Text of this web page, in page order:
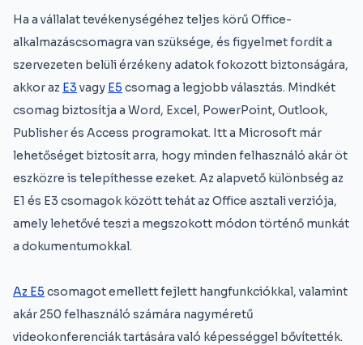
Ha a vállalat tevékenységéhez teljes körű Office-
alkalmazáscsomagra van szüksége, és figyelmet fordít a
szervezeten belüli érzékeny adatok fokozott biztonságára,
akkor az E3 vagy E5 csomag a legjobb választás. Mindkét
csomag biztosítja a Word, Excel, PowerPoint, Outlook,
Publisher és Access programokat. Itt a Microsoft már
lehetőséget biztosít arra, hogy minden felhasználó akár öt
eszközre is telepíthesse ezeket. Az alapvető különbség az
E1 és E3 csomagok között tehát az Office asztali verziója,
amely lehetővé teszi a megszokott módon történő munkát
a dokumentumokkal.
Az E5 csomagot emellett fejlett hangfunkciókkal, valamint
akár 250 felhasználó számára nagyméretű
videokonferenciák tartására való képességgel bővítették.